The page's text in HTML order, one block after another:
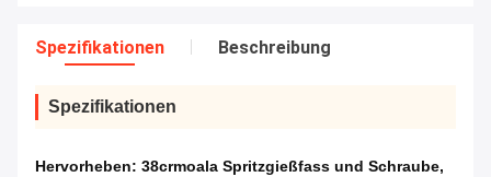
Spezifikationen Beschreibung
Spezifikationen
Hervorheben: 38crmoala Spritzgießfass und Schraube,